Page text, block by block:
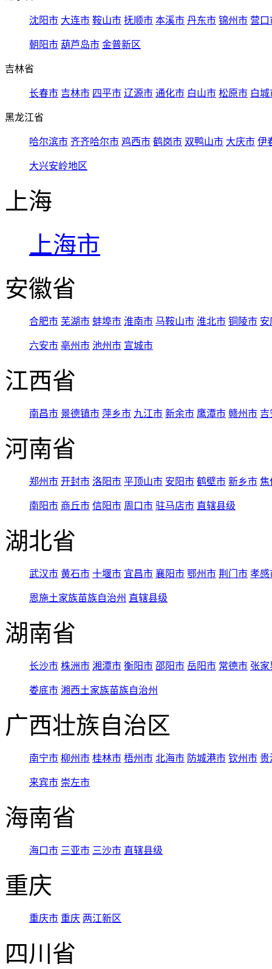
沈阳市 大连市 鞍山市 抚顺市 本溪市 丹东市 锦州市 营口
朝阳市 葫芦岛市 金普新区
吉林省
长春市 吉林市 四平市 辽源市 通化市 白山市 松原市 白城
黑龙江省
哈尔滨市 齐齐哈尔市 鸡西市 鹤岗市 双鸭山市 大庆市 伊
大兴安岭地区
上海
上海市
安徽省
合肥市 芜湖市 蚌埠市 淮南市 马鞍山市 淮北市 铜陵市 安
六安市 亳州市 池州市 宣城市
江西省
南昌市 景德镇市 萍乡市 九江市 新余市 鹰潭市 赣州市 吉
河南省
郑州市 开封市 洛阳市 平顶山市 安阳市 鹤壁市 新乡市 焦
南阳市 商丘市 信阳市 周口市 驻马店市 直辖县级
湖北省
武汉市 黄石市 十堰市 宜昌市 襄阳市 鄂州市 荆门市 孝感
恩施土家族苗族自治州 直辖县级
湖南省
长沙市 株洲市 湘潭市 衡阳市 邵阳市 岳阳市 常德市 张家
娄底市 湘西土家族苗族自治州
广西壮族自治区
南宁市 柳州市 桂林市 梧州市 北海市 防城港市 钦州市 贵
来宾市 崇左市
海南省
海口市 三亚市 三沙市 直辖县级
重庆
重庆市 重庆 两江新区
四川省